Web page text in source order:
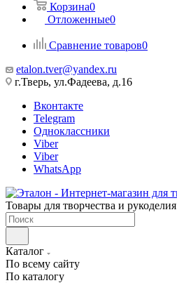
Корзина0
Отложенные0
Сравнение товаров0
etalon.tver@yandex.ru
г.Тверь, ул.Фадеева, д.16
Вконтакте
Telegram
Одноклассники
Viber
Viber
WhatsApp
Товары для творчества и рукоделия
Каталог
По всему сайту
По каталогу